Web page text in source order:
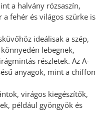
a halvány rózsaszín,
a fehér és világos szürke is
ideálisak a szép,
lebegnek,
részletek. Az A-
anyagok, mint a chiffon
virágos kiegészítők,
például gyöngyök és